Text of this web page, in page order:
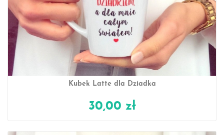
Kubek Latte dla Dziadka
30,00 zł